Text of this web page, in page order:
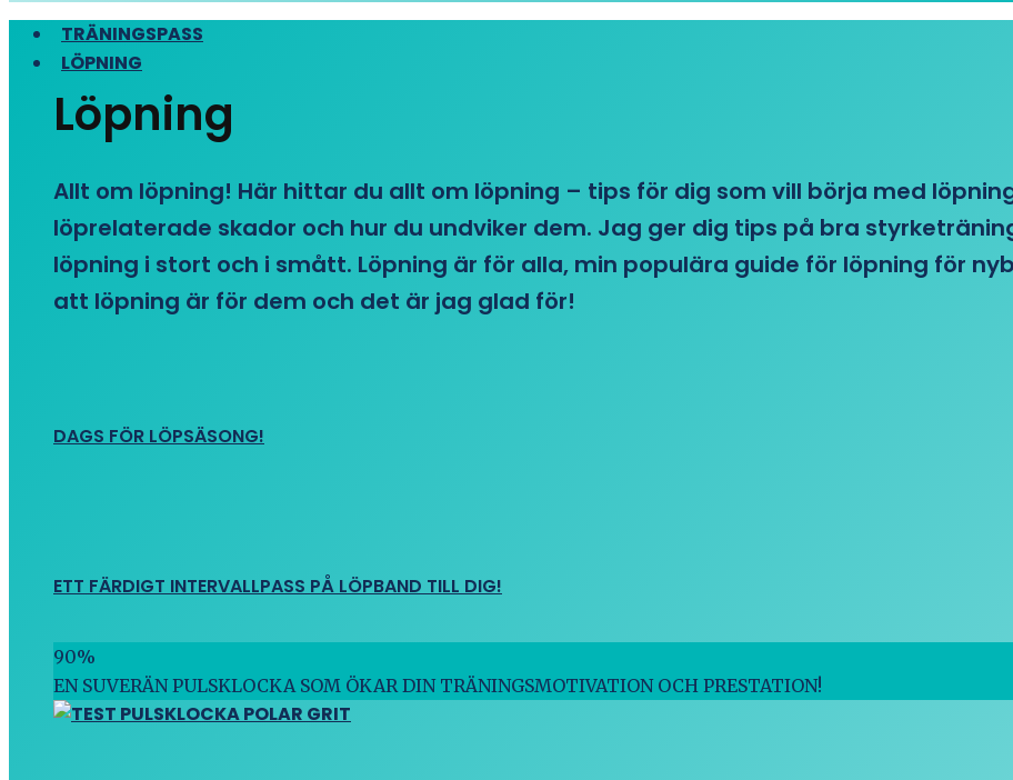
TRÄNINGSPASS
LÖPNING
Löpning
Allt om löpning! Här hittar du allt om löpning – tips för dig som vill börja med
löprelaterade skador och hur du undviker dem. Jag ger dig tips på bra
löpning i stort och i smått. Löpning är för alla, min populära guide för löpning för
att löpning är för dem och det är jag glad för!
DAGS FÖR LÖPSÄSONG!
ETT FÄRDIGT INTERVALLPASS PÅ LÖPBAND TILL DIG!
90%
EN SUVERÄN PULSKLOCKA SOM ÖKAR DIN TRÄNINGSMOTIVATION OCH PRESTATION!